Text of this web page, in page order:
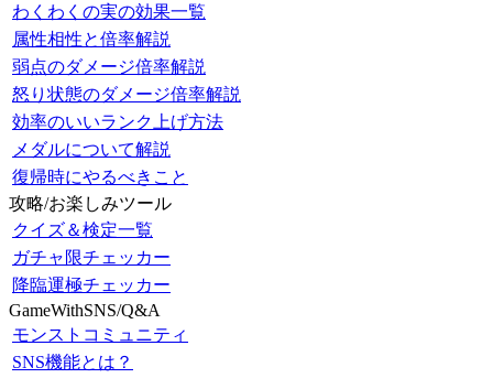
わくわくの実の効果一覧
属性相性と倍率解説
弱点のダメージ倍率解説
怒り状態のダメージ倍率解説
効率のいいランク上げ方法
メダルについて解説
復帰時にやるべきこと
攻略/お楽しみツール
クイズ＆検定一覧
ガチャ限チェッカー
降臨運極チェッカー
GameWithSNS/Q&A
モンストコミュニティ
SNS機能とは？